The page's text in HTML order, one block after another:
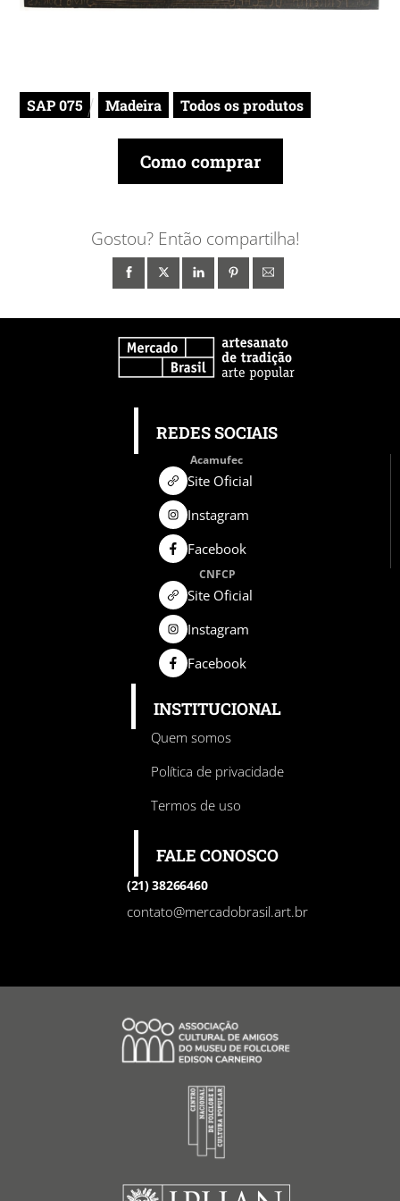
SAP 075 Madeira Todos os produtos
Como comprar
Gostou? Então compartilha!
REDES SOCIAIS
Acamufec
Site Oficial
Instagram
Facebook
CNFCP
Site Oficial
Instagram
Facebook
INSTITUCIONAL
Quem somos
Política de privacidade
Termos de uso
FALE CONOSCO
(21) 38266460
contato@mercadobrasil.art.br